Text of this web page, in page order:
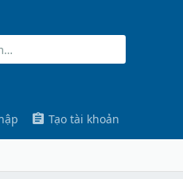
Tạo tài khoản